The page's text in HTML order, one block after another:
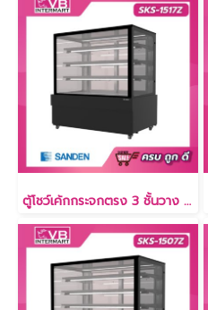
ตู้โชว์เค้กกระจกตรง 3 ชั้นวาง Premium Plus 26.3 คิว สีดำ [SKS-1517Z]